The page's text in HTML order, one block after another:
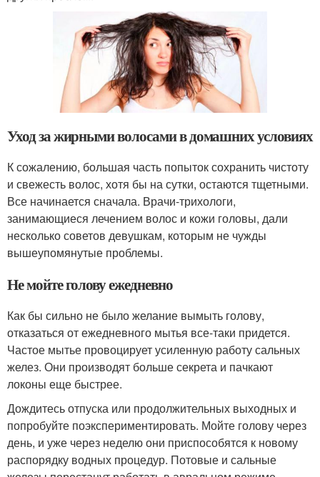
Уход за жирными волосами в домашних условиях
К сожалению, большая часть попыток сохранить чистоту
и свежесть волос, хотя бы на сутки, остаются тщетными.
Все начинается сначала. Врачи-трихологи,
занимающиеся лечением волос и кожи головы, дали
несколько советов девушкам, которым не чужды
вышеупомянутые проблемы.
Не мойте голову ежедневно
Как бы сильно не было желание вымыть голову,
отказаться от ежедневного мытья все-таки придется.
Частое мытье провоцирует усиленную работу сальных
желез. Они производят больше секрета и пачкают
локоны еще быстрее.
Дождитесь отпуска или продолжительных выходных и
попробуйте поэкспериментировать. Мойте голову через
день, и уже через неделю они приспособятся к новому
распорядку водных процедур. Потовые и сальные